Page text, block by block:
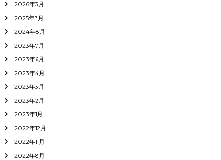
2026年3月
2025年3月
2024年8月
2023年7月
2023年6月
2023年4月
2023年3月
2023年2月
2023年1月
2022年12月
2022年11月
2022年8月